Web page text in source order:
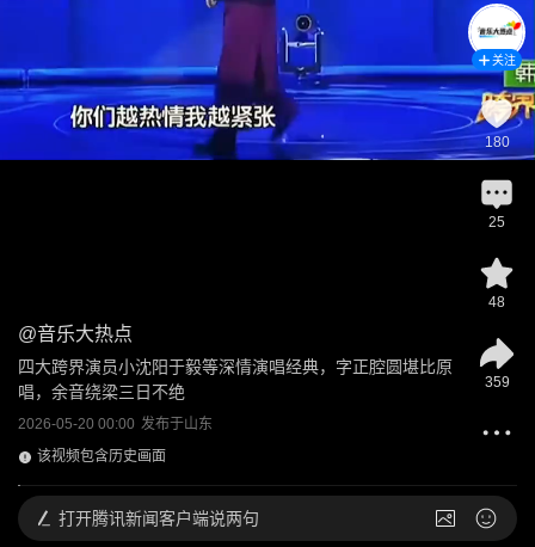
@音乐大热点
四大跨界演员小沈阳于毅等深情演唱经典，字正腔圆堪比原
唱，余音绕梁三日不绝
2026-05-20 00:00 发布于山东
该视频包含历史画面
关注
180
25
48
359
打开腾讯新闻客户端说两句